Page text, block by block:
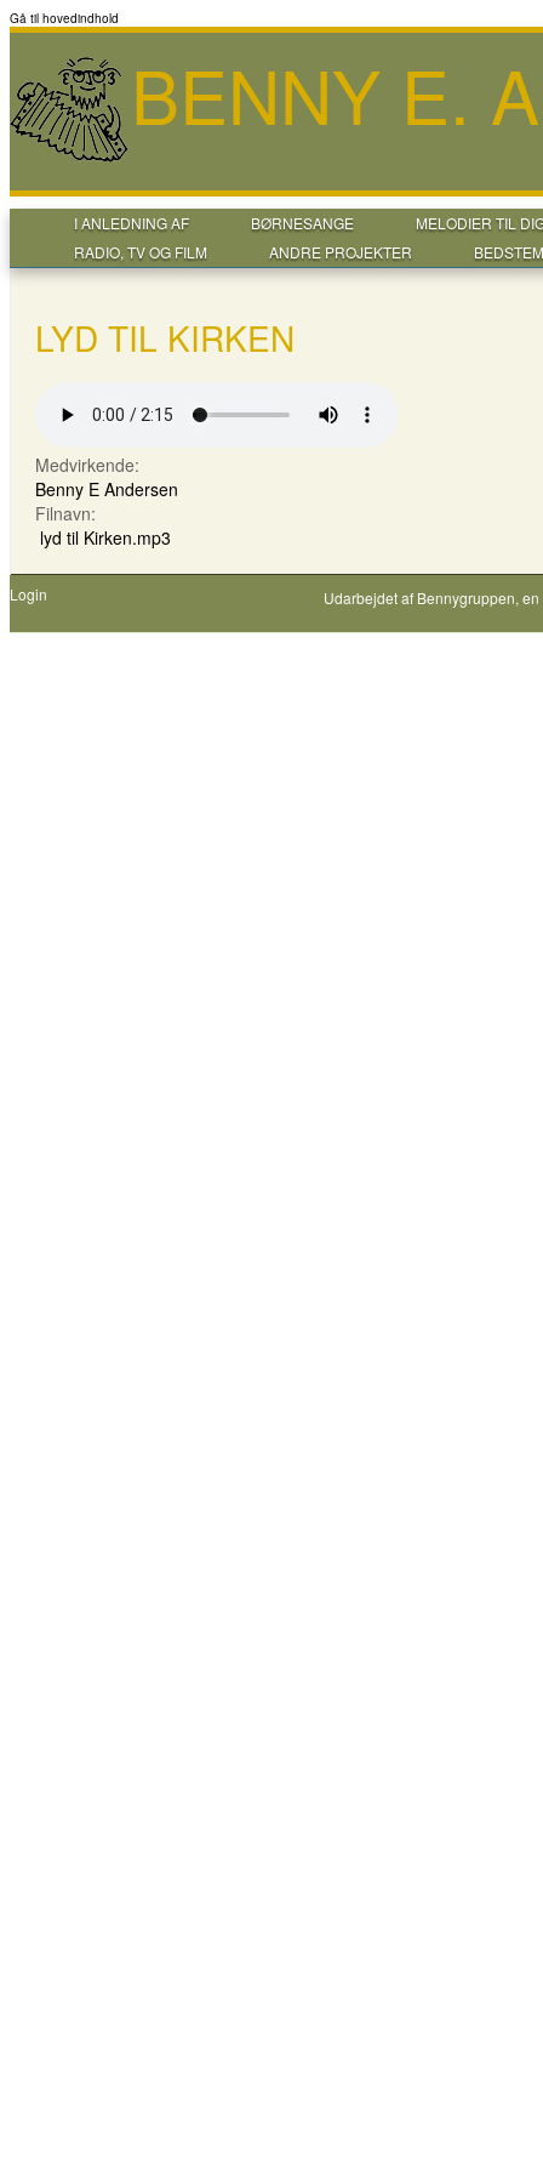
Gå til hovedindhold
BENNY E.
I ANLEDNING AF BØRNESANGE
MELODIER TIL
RADIO, TV OG FILM
ANDRE PROJEKTER
LYD TIL KIRKEN
Medvirkende:
Benny E Andersen
Filnavn:
lyd til Kirken.mp3
Login Udarbejdet af Bennygruppen,